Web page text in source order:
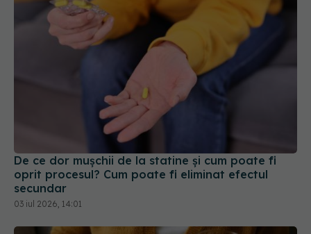
De ce dor mușchii de la statine și cum poate fi
oprit procesul? Cum poate fi eliminat efectul
secundar
03 iul 2026, 14:01